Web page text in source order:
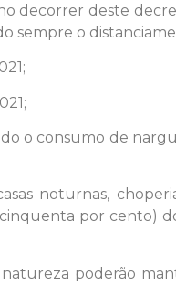
decorrer deste
sempre o
o consumo de
noturnas,
por cento)
poderão